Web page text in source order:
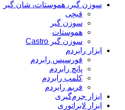
سوزن گیر، هموستات، شان گیر
قیچی
سوزن گیر
هموستات
سوزن گیر Castro
ابزار رابردم
فورسپس رابردم
پانچ رابردم
کلمپ رابردم
فریم رابردم
ابزار جرم‌گیری
ابزار لابراتوری